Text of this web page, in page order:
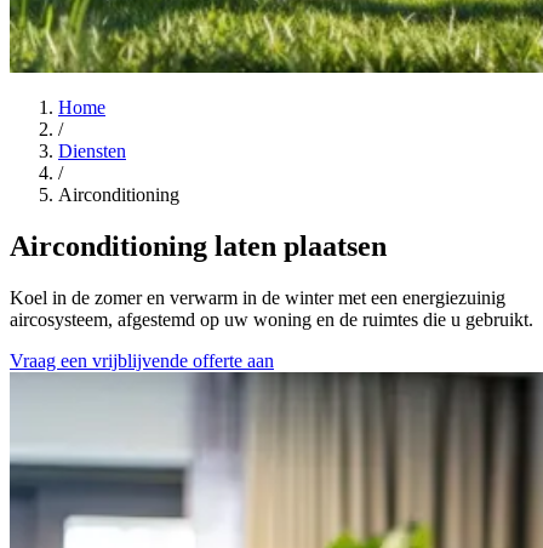
Home
/
Diensten
/
Airconditioning
Airconditioning laten plaatsen
Koel in de zomer en verwarm in de winter met een energiezuinig
aircosysteem, afgestemd op uw woning en de ruimtes die u gebruikt.
Vraag een vrijblijvende offerte aan